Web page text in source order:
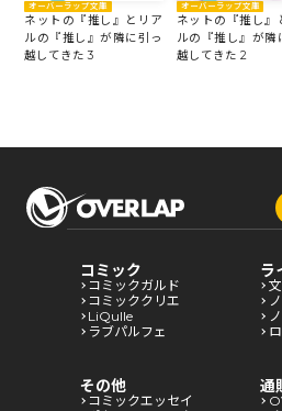
オーバーラップ文庫
ネットの『推し』とリア
ルの『推し』が隣に引っ
越してきた 3
オーバーラップ文庫
ネットの『推し』
ルの『推し』が隣
越してきた 2
コミック
コミックガルド
コミッククリエ
LiQulle
ラブパルフェ
ラ
その他
コミックエッセイ
通